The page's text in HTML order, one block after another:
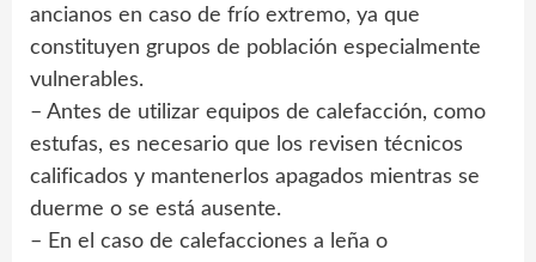
ancianos en caso de frío extremo, ya que
constituyen grupos de población especialmente
vulnerables.
– Antes de utilizar equipos de calefacción, como
estufas, es necesario que los revisen técnicos
calificados y mantenerlos apagados mientras se
duerme o se está ausente.
– En el caso de calefacciones a leña o